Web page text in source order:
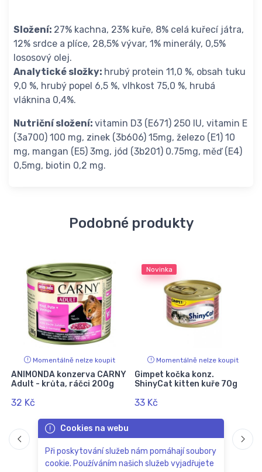
Složení: 27% kachna, 23% kuře, 8% celá kuřecí játra,
12% srdce a plíce, 28,5% vývar, 1% minerály, 0,5%
lososový olej.
Analytické složky: hrubý protein 11,0 %, obsah tuku
9,0 %, hrubý popel 6,5 %, vlhkost 75,0 %, hrubá
vláknina 0,4%.
Nutriční složení: vitamin D3 (E671) 250 IU, vitamin E
(3a700) 100 mg, zinek (3b606) 15mg, železo (E1) 10
mg, mangan (E5) 3mg, jód (3b201) 0.75mg, měď (E4)
0,5mg, biotin 0,2 mg.
Podobné produkty
Momentálně nelze koupit
ANIMONDA konzerva CARNY
Adult - krůta, ráčci 200g
32 Kč
Novinka
Momentálně nelze koupit
Gimpet kočka konz.
ShinyCat kitten kuře 70g
33 Kč
Cookies na webu
Při poskytování služeb nám pomáhají soubory
cookie. Používáním našich služeb vyjadřujete